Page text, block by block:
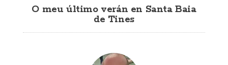
O meu último verán en Santa Baia
de Tines